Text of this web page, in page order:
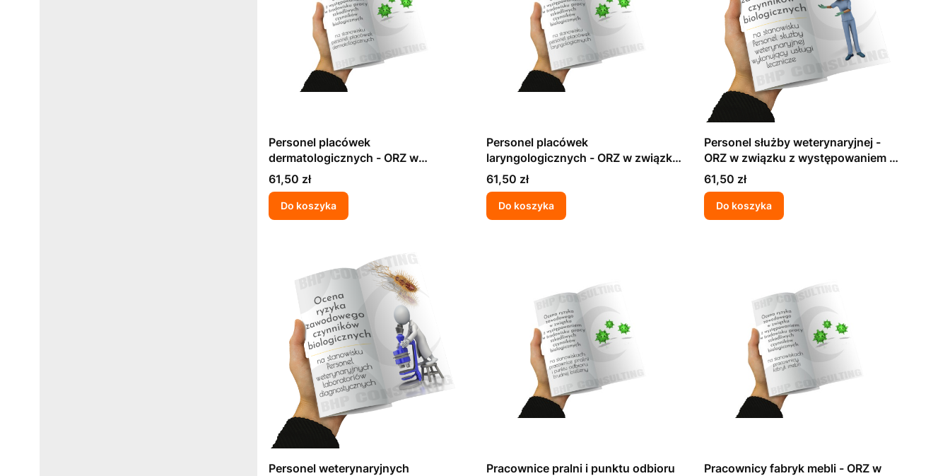
Personel placówek
dermatologicznych - ORZ w
związku z występowaniem w
środowisku pracy szkodliwych
czynników biologicznych
Cena
61,50 zł
Do koszyka
Personel placówek
laryngologicznych - ORZ w związku
z występowaniem w środowisku
pracy szkodliwych czynników
biologicznych
Cena
61,50 zł
Do koszyka
Personel służby weterynaryjnej -
ORZ w związku z występowaniem w
środowisku pracy szkodliwych
czynników biologicznych
Cena
61,50 zł
Do koszyka
Personel weterynaryjnych
Pracownice pralni i punktu odbioru
Pracownicy fabryk mebli - ORZ w